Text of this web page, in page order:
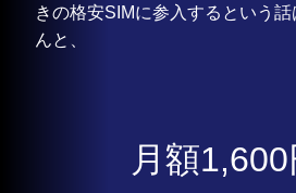
きの格安SIMに参入するという
んと、
月額1,600